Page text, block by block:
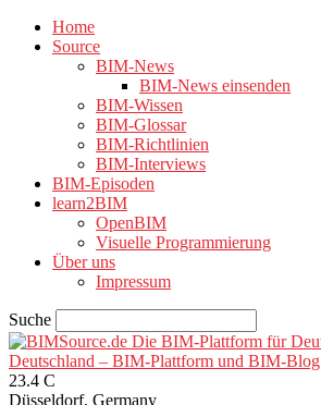
Home
Source
BIM-News
BIM-News einsenden
BIM-Wissen
BIM-Glossar
BIM-Richtlinien
BIM-Interviews
BIM-Episoden
learn2BIM
OpenBIM
Visuelle Programmierung
Über uns
Impressum
Suche
Deutschland – BIM-Plattform und BIM-Blog
23.4 C
Düsseldorf, Germany